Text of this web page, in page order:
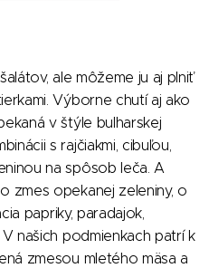
ale môžeme ju aj plniť
Výborne chutí aj ako
v štýle bulharskej
s rajčiakmi, cibuľou,
na spôsob leča. A
zmes opekanej zeleniny, o
papriky, paradajok,
našich podmienkach patrí k
zmesou mletého mäsa a